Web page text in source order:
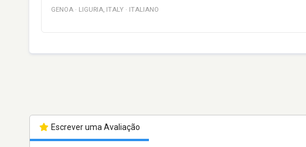
GENOA · LIGURIA, ITALY · ITALIANO
Escrever uma Avaliação